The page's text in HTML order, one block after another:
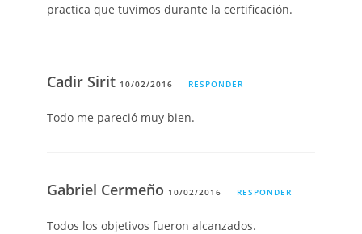
practica que tuvimos durante la certificación.
Cadir Sirit 10/02/2016 RESPONDER
Todo me pareció muy bien.
Gabriel Cermeño 10/02/2016 RESPONDER
Todos los objetivos fueron alcanzados.